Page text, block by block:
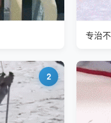
专治
2